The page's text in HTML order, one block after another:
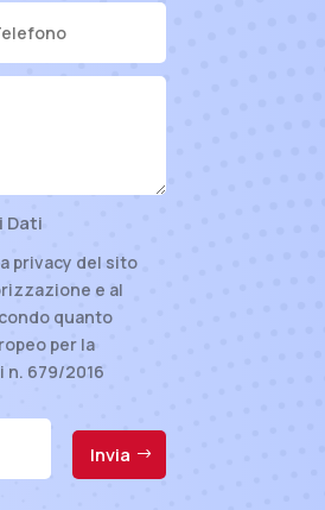
Dati
privacy del sito
e al
quanto
per la
679/2016
Invia